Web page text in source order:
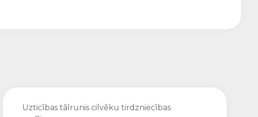
Uzticības tālrunis cilvēku tirdzniecības